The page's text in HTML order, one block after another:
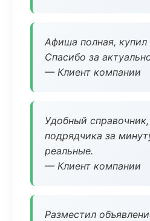
Афиша полная, купил
Спасибо за
— Клиент компании
Удобный
подрядчика за
реальные.
— Клиент компании
Разместил